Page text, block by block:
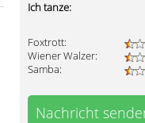
Ich tanze:
Foxtrott:
Wiener Walzer:
Samba:
Nachricht